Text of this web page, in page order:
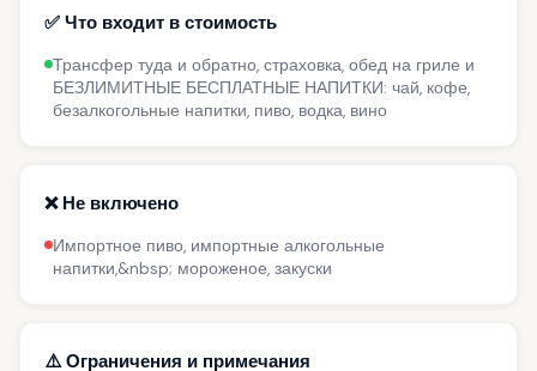
✅ Что входит в стоимость
Трансфер туда и обратно, страховка, обед на гриле и
БЕЗЛИМИТНЫЕ БЕСПЛАТНЫЕ НАПИТКИ: чай, кофе,
безалкогольные напитки, пиво, водка, вино
❌ Не включено
Импортное пиво, импортные алкогольные
напитки,&nbsp; мороженое, закуски
⚠️ Ограничения и примечания